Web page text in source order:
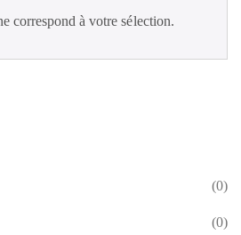
(0)
(0)
correspond à votre sélection.